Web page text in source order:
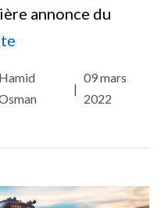
annonce du
Hamid
|
09 mars
2022